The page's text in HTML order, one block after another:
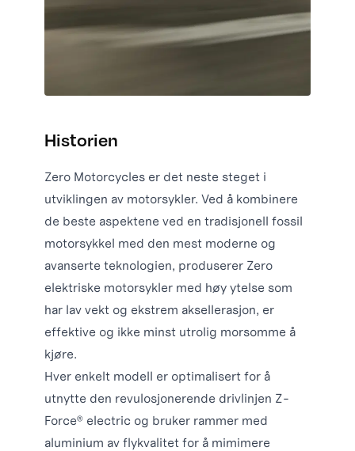
Historien
Zero Motorcycles er det neste steget i
utviklingen av motorsykler. Ved å kombinere
de beste aspektene ved en tradisjonell fossil
motorsykkel med den mest moderne og
avanserte teknologien, produserer Zero
elektriske motorsykler med høy ytelse som
har lav vekt og ekstrem aksellerasjon, er
effektive og ikke minst utrolig morsomme å
kjøre.
Hver enkelt modell er optimalisert for å
utnytte den revulosjonerende drivlinjen Z-
Force® electric og bruker rammer med
aluminium av flykvalitet for å mimimere